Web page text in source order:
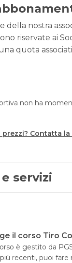
della nostra
riservate ai
quota
non ha
Contatta
servizi
il corso Tiro
è gestito da
recenti, puoi fare